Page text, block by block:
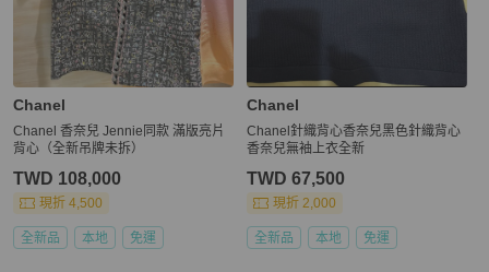
Chanel
Chanel 香奈兒 Jennie同款 滿版亮片
背心（全新吊牌未拆）
TWD 108,000
現折 4,500
全新品 本地 免運
Chanel
Chanel針織背心香奈兒黑色針織背心
香奈兒無袖上衣全新
TWD 67,500
現折 2,000
全新品 本地 免運